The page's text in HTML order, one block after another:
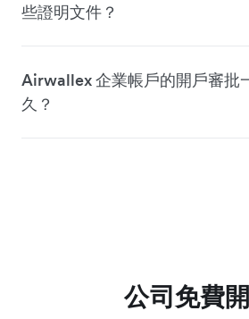
些證明文件？
Airwallex 企業帳戶的開戶審批
久？
公司免費